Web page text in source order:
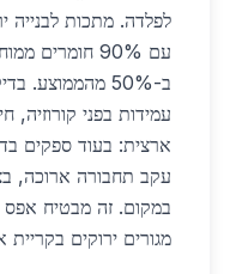
לפלדה. מתכות לבנייה
ב-50%
עמידות בפני קורוזיה,
ארצית: בעוד ספקים
עקב תחבורה ארוכה,
במקום. זה מבטיח אפס
מגורים ירוקים